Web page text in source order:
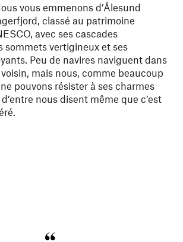
vous emmenons d’Ålesund
classé au patrimoine
avec ses cascades
sommets vertigineux et ses
Peu de navires naviguent dans
mais nous, comme beaucoup
pouvons résister à ses charmes
nous disent même que c’est